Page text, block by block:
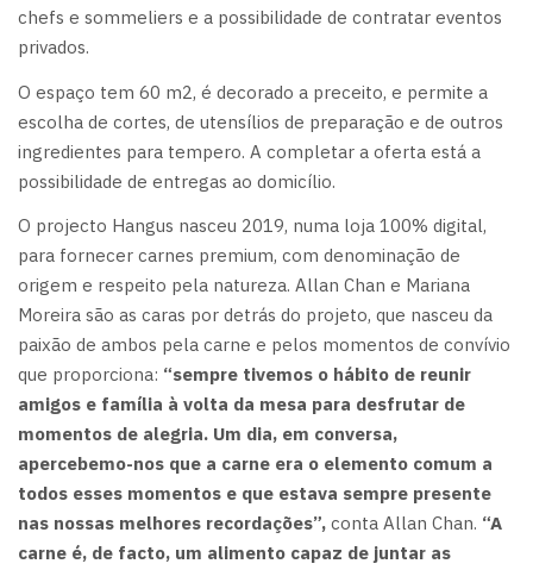
chefs e sommeliers e a possibilidade de contratar eventos
privados.
O espaço tem 60 m2, é decorado a preceito, e permite a
escolha de cortes, de utensílios de preparação e de outros
ingredientes para tempero. A completar a oferta está a
possibilidade de entregas ao domicílio.
O projecto Hangus nasceu 2019, numa loja 100% digital,
para fornecer carnes premium, com denominação de
origem e respeito pela natureza. Allan Chan e Mariana
Moreira são as caras por detrás do projeto, que nasceu da
paixão de ambos pela carne e pelos momentos de convívio
que proporciona: “sempre tivemos o hábito de reunir
amigos e família à volta da mesa para desfrutar de
momentos de alegria. Um dia, em conversa,
apercebemo-nos que a carne era o elemento comum a
todos esses momentos e que estava sempre presente
nas nossas melhores recordações”, conta Allan Chan. “A
carne é, de facto, um alimento capaz de juntar as